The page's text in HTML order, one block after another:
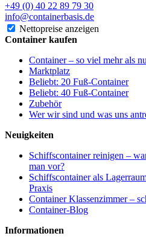
+49 (0) 40 22 89 79 30
info@containerbasis.de
Nettopreise anzeigen
Container kaufen
Container – so viel mehr als
Marktplatz
Beliebt: 20 Fuß-Container
Beliebt: 40 Fuß-Container
Zubehör
Wer wir sind und was uns
Neuigkeiten
Schiffscontainer reinigen –
man vor?
Schiffscontainer als
Praxis
Container Klassenzimmer –
Container-Blog
Informationen